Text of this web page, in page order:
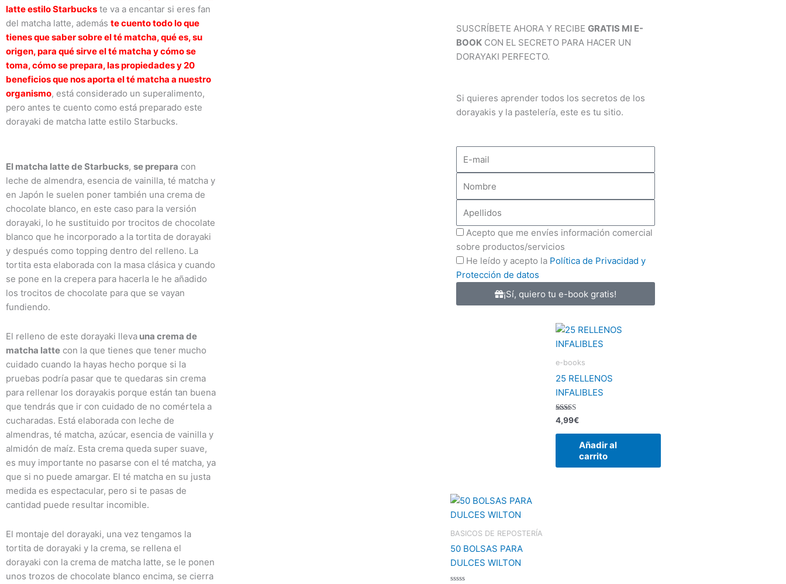
latte estilo Starbucks te va a encantar si eres fan
del matcha latte, además te cuento todo lo que
tienes que saber sobre el té matcha, qué es, su
origen, para qué sirve el té matcha y cómo se
toma, cómo se prepara, las propiedades y 20
beneficios que nos aporta el té matcha a nuestro
organismo, está considerado un superalimento,
pero antes te cuento como está preparado este
dorayaki de matcha latte estilo Starbucks.
El matcha latte de Starbucks, se prepara con
leche de almendra, esencia de vainilla, té matcha y
en Japón le suelen poner también una crema de
chocolate blanco, en este caso para la versión
dorayaki, lo he sustituido por trocitos de chocolate
blanco que he incorporado a la tortita de dorayaki
y después como topping dentro del relleno. La
tortita esta elaborada con la masa clásica y cuando
se pone en la crepera para hacerla le he añadido
los trocitos de chocolate para que se vayan
fundiendo.
El relleno de este dorayaki lleva una crema de
matcha latte con la que tienes que tener mucho
cuidado cuando la hayas hecho porque si la
pruebas podría pasar que te quedaras sin crema
para rellenar los dorayakis porque están tan buena
que tendrás que ir con cuidado de no comértela a
cucharadas. Está elaborada con leche de
almendras, té matcha, azúcar, esencia de vainilla y
almidón de maíz. Esta crema queda super suave,
es muy importante no pasarse con el té matcha, ya
que si no puede amargar. El té matcha en su justa
medida es espectacular, pero si te pasas de
cantidad puede resultar incomible.
El montaje del dorayaki, una vez tengamos la
tortita de dorayaki y la crema, se rellena el
dorayaki con la crema de matcha latte, se le ponen
unos trozos de chocolate blanco encima, se cierra
a
g
a
u
b
e
r
s
b
o
k
SUSCRÍBETE AHORA Y RECIBE GRATIS MI E-
BOOKCON EL SECRETO PARA HACER UN
DORAYAKI PERFECTO.
Si quieres aprender todos los secretos de los
dorayakis y la pastelería, este es tu sitio.
mail
Info
comercial
Acepto que me envíes información comercial
sobre productos/servicios
Política
Privacidad
He leído y acepto la Política de Privacidad y
Protección de datos
¡Sí, quiero tu e-book gratis!
e-books
25 RELLENOS
INFALIBLES
Valorado
con
5.00
4,99€
Añadir al
carrito
BASICOS DE REPOSTERÍA
50 BOLSAS PARA
DULCES WILTON